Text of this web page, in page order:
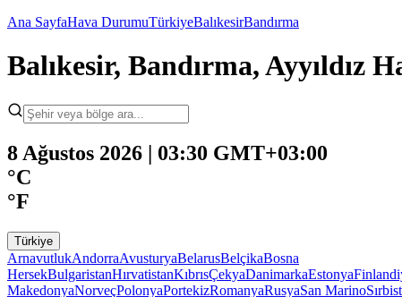
Ana SayfaHava DurumuTürkiyeBalıkesirBandırma
Balıkesir, Bandırma, Ayyıldız
8 Ağustos 2026 | 03:30 GMT+03:00
°C
°F
Türkiye
ArnavutlukAndorraAvusturyaBelarusBelçikaBosna
HersekBulgaristanHırvatistanKıbrısÇekyaDanimarkaEstonya
MakedonyaNorveçPolonyaPortekizRomanyaRusyaSan Marino